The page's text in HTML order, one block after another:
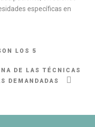
específicas en
LOS 5
DE LAS TÉCNICAS
DEMANDADAS